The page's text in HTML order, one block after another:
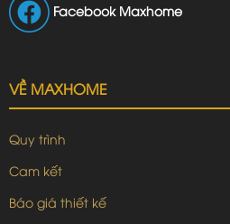
Facebook Maxhome
VỀ MAXHOME
Quy trình
Cam kết
Báo giá thiết kế